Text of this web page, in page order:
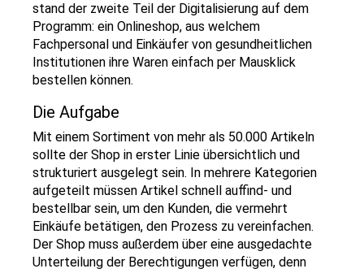
stand der zweite Teil der Digitalisierung auf dem
Programm: ein Onlineshop, aus welchem
Fachpersonal und Einkäufer von gesundheitlichen
Institutionen ihre Waren einfach per Mausklick
bestellen können.
Die Aufgabe
Mit einem Sortiment von mehr als 50.000 Artikeln
sollte der Shop in erster Linie übersichtlich und
strukturiert ausgelegt sein. In mehrere Kategorien
aufgeteilt müssen Artikel schnell auffind- und
bestellbar sein, um den Kunden, die vermehrt
Einkäufe betätigen, den Prozess zu vereinfachen.
Der Shop muss außerdem über eine ausgedachte
Unterteilung der Berechtigungen verfügen, denn